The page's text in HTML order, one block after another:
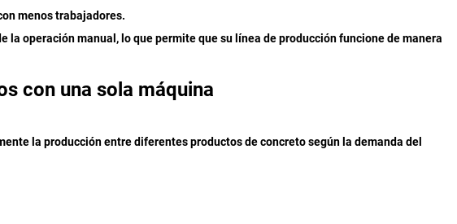
menos trabajadores.
operación manual, lo que permite que su línea de producción funcione de manera
con una sola máquina
la producción entre diferentes productos de concreto según la demanda del